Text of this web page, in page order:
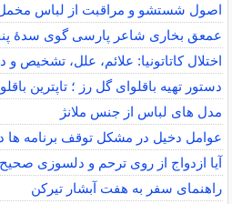
اصول شستشو و مراقبت از لباس مخمل
عمعق بخاری شاعر پارسی گوی سدهٔ
اختلال کاتاتونیا: علائم، علل، تشخیص و
دستور تهیه باقلوای گل رز ؛ تاپترین
مدل های لباس از جنس ملانژ
عوامل دخیل در مشکل توقف برنامه ها
آیا ازدواج از روی ترحم و دلسوزی
راهنمای سفر به هفت آبشار تیرکن